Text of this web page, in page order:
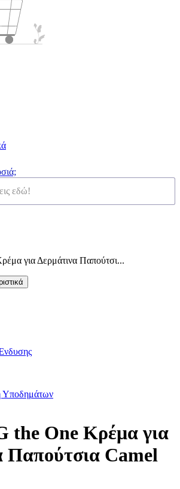
για Δερμάτινα Παπούτσι...
Υποδημάτων
the One Κρέμα για
Παπούτσια Camel